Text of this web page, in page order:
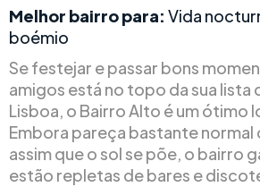
Melhor bairro para: Vida
boémio
Se festejar e passar bons
amigos está no topo da sua lista
Lisboa, o Bairro Alto é um ótimo
Embora pareça bastante normal
assim que o sol se põe, o bairro
estão repletas de bares e